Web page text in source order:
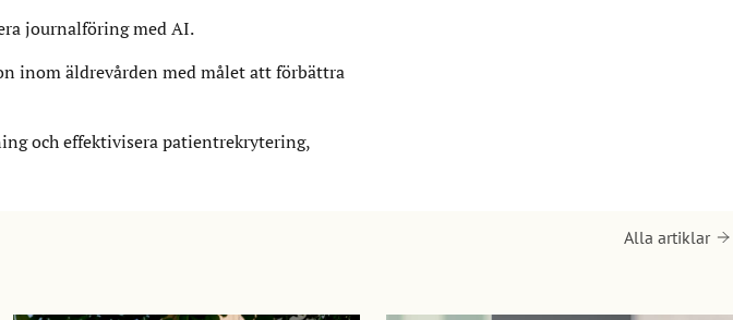
journalföring med AI.
inom äldrevården med målet att förbättra
och effektivisera patientrekrytering,
Alla artiklar